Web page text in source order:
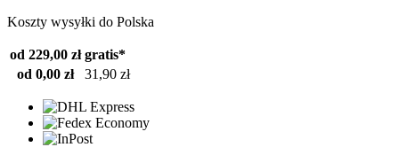
Koszty wysyłki do Polska
od 229,00 zł gratis*
od 0,00 zł
31,90 zł